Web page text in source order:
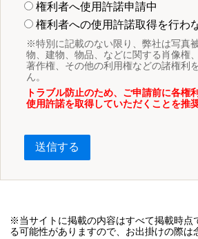
権利者へ使用許諾申請中
権利者への使用許諾取得を行わ
※特別に記載のない限り、弊社は写真
物、建物、物品、などに関する肖像権
著作権、その他の利用権などの諸権利
ん。
トラブル防止のため、ご申請前に各権
使用許諾を取得していただくことを推
送信する
※当サイトに掲載の内容はすべて掲載時点
る可能性がありますので、お出掛けの際は